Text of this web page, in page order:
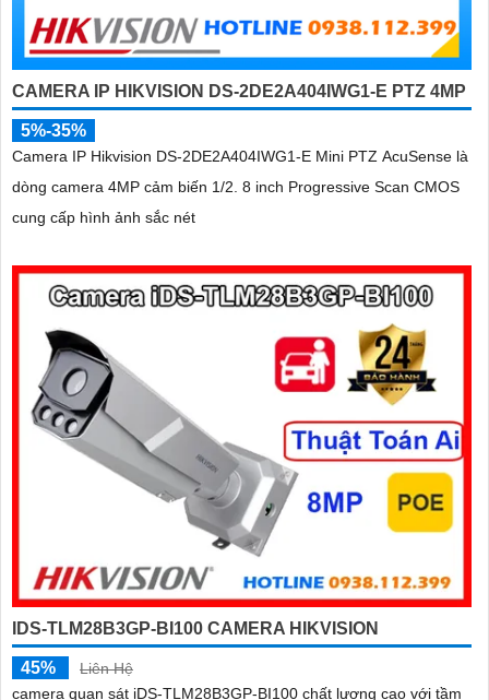
CAMERA IP HIKVISION DS-2DE2A404IWG1-E PTZ 4MP
5%-35%
Camera IP Hikvision DS-2DE2A404IWG1-E Mini PTZ AcuSense là
dòng camera 4MP cảm biến 1/2. 8 inch Progressive Scan CMOS
cung cấp hình ảnh sắc nét
IDS-TLM28B3GP-BI100 CAMERA HIKVISION
45%
Liên Hệ
camera quan sát iDS-TLM28B3GP-BI100 chất lượng cao với tầm